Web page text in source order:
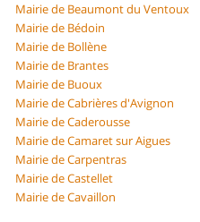
Mairie de Beaumont du Ventoux
Mairie de Bédoin
Mairie de Bollène
Mairie de Brantes
Mairie de Buoux
Mairie de Cabrières d'Avignon
Mairie de Caderousse
Mairie de Camaret sur Aigues
Mairie de Carpentras
Mairie de Castellet
Mairie de Cavaillon